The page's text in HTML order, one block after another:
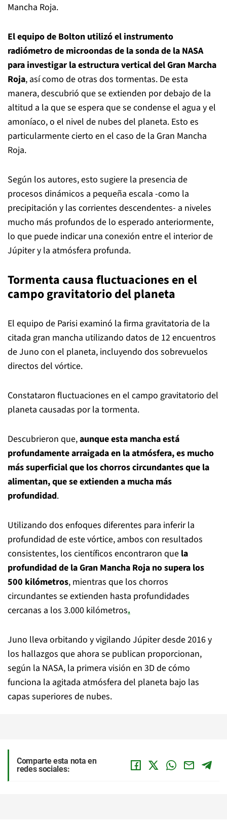
Mancha Roja.
El equipo de Bolton utilizó el instrumento
radiómetro de microondas de la sonda de la NASA
para investigar la estructura vertical del Gran Marcha
Roja, así como de otras dos tormentas. De esta
manera, descubrió que se extienden por debajo de la
altitud a la que se espera que se condense el agua y el
amoníaco, o el nivel de nubes del planeta. Esto es
particularmente cierto en el caso de la Gran Mancha
Roja.
Según los autores, esto sugiere la presencia de
procesos dinámicos a pequeña escala -como la
precipitación y las corrientes descendentes- a niveles
mucho más profundos de lo esperado anteriormente,
lo que puede indicar una conexión entre el interior de
Júpiter y la atmósfera profunda.
Tormenta causa fluctuaciones en el
campo gravitatorio del planeta
El equipo de Parisi examinó la firma gravitatoria de la
citada gran mancha utilizando datos de 12 encuentros
de Juno con el planeta, incluyendo dos sobrevuelos
directos del vórtice.
Constataron fluctuaciones en el campo gravitatorio del
planeta causadas por la tormenta.
Descubrieron que,aunque esta mancha está
profundamente arraigada en la atmósfera, es mucho
más superficial que los chorros circundantes que la
alimentan, que se extienden a mucha más
profundidad.
Utilizando dos enfoques diferentes para inferir la
profundidad de este vórtice, ambos con resultados
consistentes, los científicos encontraron que la
profundidad de la Gran Mancha Roja no supera los
500 kilómetros, mientras que los chorros
circundantes se extienden hasta profundidades
cercanas a los 3.000 kilómetros.
Juno lleva orbitando y vigilando Júpiter desde 2016 y
los hallazgos que ahora se publican proporcionan,
según la NASA, la primera visión en 3D de cómo
funciona la agitada atmósfera del planeta bajo las
capas superiores de nubes.
Comparte esta nota en
redes sociales: